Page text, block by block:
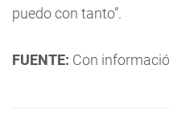
puedo con tanto”.
FUENTE: Con